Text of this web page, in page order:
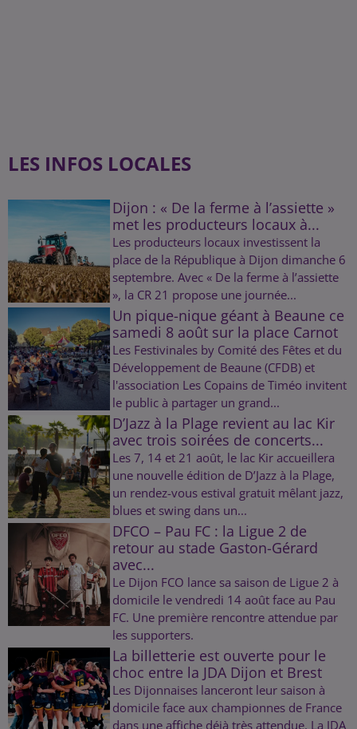
LES INFOS LOCALES
Dijon : « De la ferme à l’assiette »
met les producteurs locaux à...
Les producteurs locaux investissent la
place de la République à Dijon dimanche 6
septembre. Avec « De la ferme à l’assiette
», la CR 21 propose une journée...
Un pique-nique géant à Beaune ce
samedi 8 août sur la place Carnot
Les Festivinales by Comité des Fêtes et du
Développement de Beaune (CFDB) et
l'association Les Copains de Timéo invitent
le public à partager un grand...
D’Jazz à la Plage revient au lac Kir
avec trois soirées de concerts...
Les 7, 14 et 21 août, le lac Kir accueillera
une nouvelle édition de D’Jazz à la Plage,
un rendez-vous estival gratuit mêlant jazz,
blues et swing dans un...
DFCO – Pau FC : la Ligue 2 de
retour au stade Gaston-Gérard
avec...
Le Dijon FCO lance sa saison de Ligue 2 à
domicile le vendredi 14 août face au Pau
FC. Une première rencontre attendue par
les supporters.
La billetterie est ouverte pour le
choc entre la JDA Dijon et Brest
Les Dijonnaises lanceront leur saison à
domicile face aux championnes de France
dans une affiche déjà très attendue. La JDA